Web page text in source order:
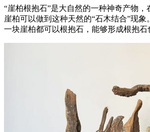
“崖柏根抱石”是大自然的一种神奇产物
崖柏可以做到这种天然的“石木结合”现
一块崖柏都可以根抱石，能够形成根抱石